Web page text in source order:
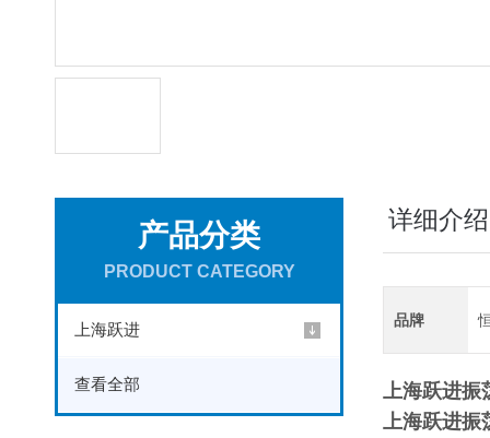
产品分类
PRODUCT CATEGORY
上海跃进
查看全部
详细介绍
品牌
上海跃进振
上海跃进振